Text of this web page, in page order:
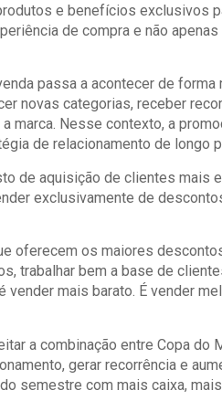
e benefícios exclusivos
de compra e não
passa a acontecer de forma
novas categorias, receber
marca. Nesse contexto, a
de relacionamento de longo
de aquisição de clientes mais
exclusivamente de
oferecem os maiores
trabalhar bem a base de
mais barato. É vender
a combinação entre Copa do
gerar recorrência e
semestre com mais caixa,